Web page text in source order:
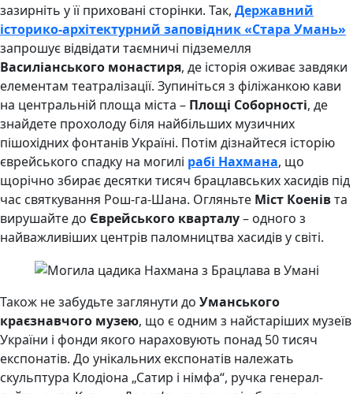
зазирніть у її приховані сторінки. Так, Державний
історико-архітектурний заповідник «Стара Умань»
запрошує відвідати таємничі підземелля
Василіанського монастиря, де історія оживає завдяки
елементам театралізації. Зупиніться з філіжанкою кави
на центральній площа міста – Площі Соборності, де
знайдете прохолоду біля найбільших музичних
пішохідних фонтанів Україні. Потім дізнайтеся історію
єврейського спадку на могилі рабі Нахмана, що
щорічно збирає десятки тисяч брацлавських хасидів під
час святкування Рош-га-Шана. Огляньте Міст Коенівта
вирушайте до Єврейського кварталу– одного з
найважливіших центрів паломництва хасидів у світі.
Також не забудьте заглянути до Уманського
краєзнавчого музею, що є одним з найстаріших музеїв
України і фонди якого нараховують понад 50 тисяч
експонатів. До унікальних експонатів належать
скульптура Клодіона „Сатир і німфа“, ручка генерал-